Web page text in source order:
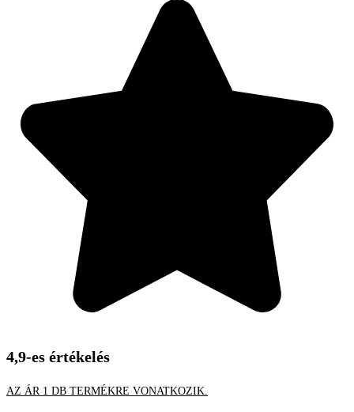
4,9-es értékelés
AZ ÁR 1 DB TERMÉKRE VONATKOZIK.